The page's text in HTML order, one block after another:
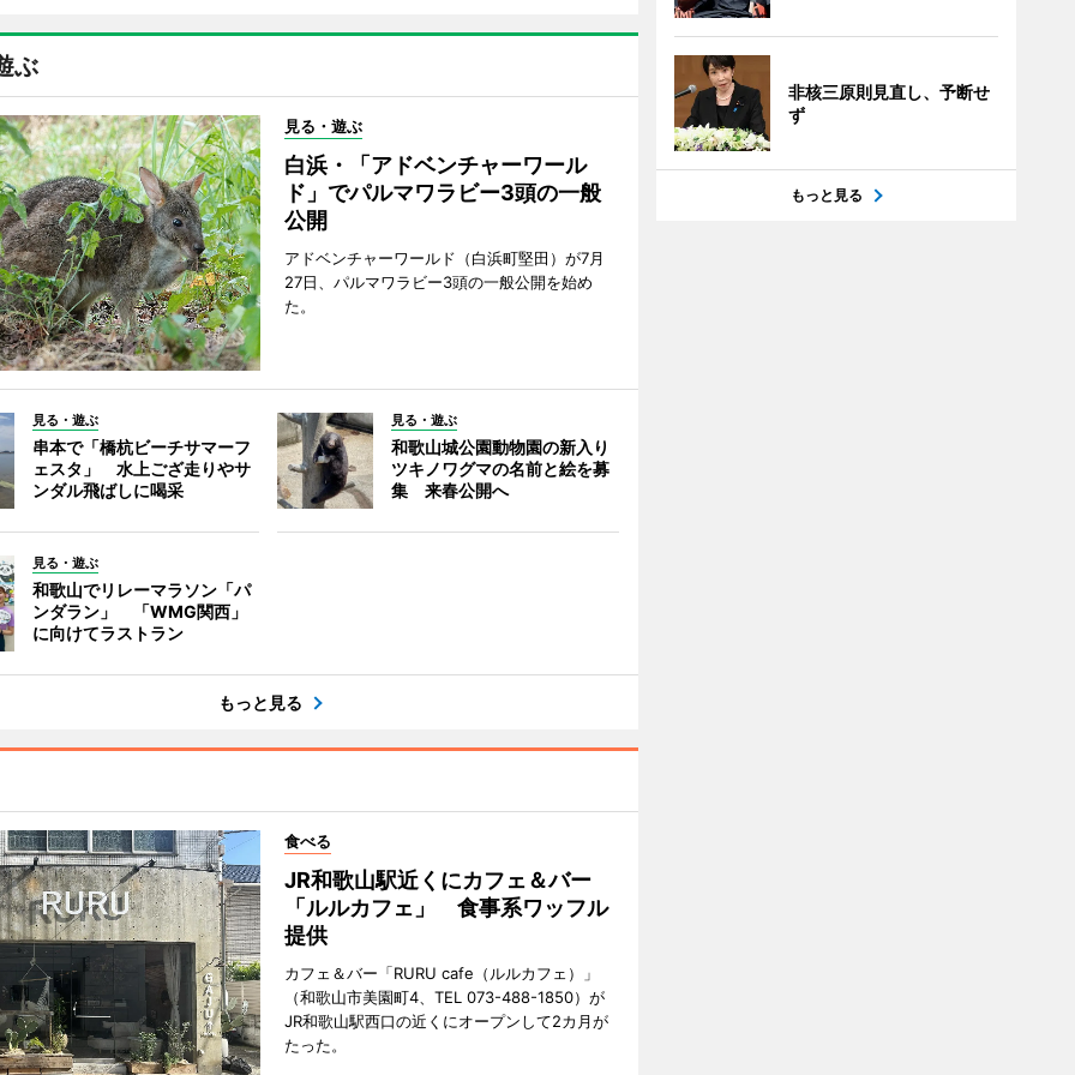
ぶ
見る・遊ぶ
白浜・「アドベンチャーワール
ド」でパルマワラビー3頭の一般
公開
アドベンチャーワールド（白浜町堅田）が7月
27日、パルマワラビー3頭の一般公開を始め
た。
見る・遊ぶ
串本で「橋杭ビーチサマーフ
ェスタ」 水上ござ走りやサ
ンダル飛ばしに喝采
見る・遊ぶ
和歌山城公園動物園の新入り
ツキノワグマの名前と絵を募
集 来春公開へ
見る・遊ぶ
和歌山でリレーマラソン「パ
ンダラン」 「WMG関西」
に向けてラストラン
もっと見る
食べる
JR和歌山駅近くにカフェ＆バー
「ルルカフェ」 食事系ワッフル
提供
カフェ＆バー「RURU cafe（ルルカフェ）」
（和歌山市美園町4、TEL 073-488-1850）が
JR和歌山駅西口の近くにオープンして2カ月が
たった。
非核三原則見直し、予断せ
ず
もっと見る